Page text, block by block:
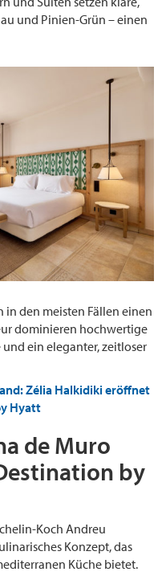
und Pinien-Grün – einen
den meisten Fällen einen
dominieren hochwertige
ein eleganter, zeitloser
Zélia Halkidiki eröffnet
Hyatt
de Muro
by
Koch Andreu
Konzept, das
Küche bietet.